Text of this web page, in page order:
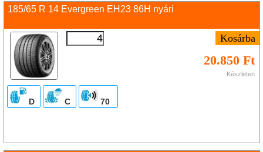
185/65 R 14 Evergreen EH23 86H nyári
20.850 Ft
Készleten
D C 70